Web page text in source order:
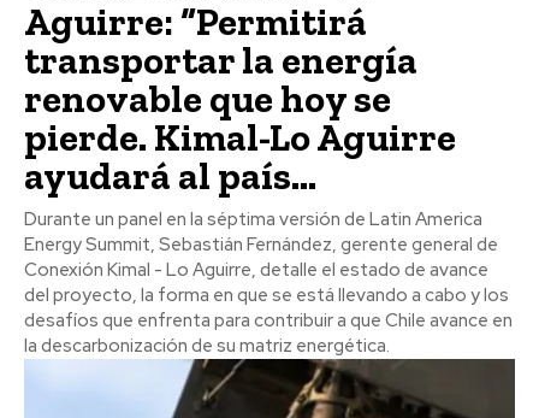
Aguirre: “Permitirá
transportar la energía
renovable que hoy se
pierde. Kimal-Lo Aguirre
ayudará al país...
Durante un panel en la séptima versión de Latin America
Energy Summit, Sebastián Fernández, gerente general de
Conexión Kimal - Lo Aguirre, detalle el estado de avance
del proyecto, la forma en que se está llevando a cabo y los
desafíos que enfrenta para contribuir a que Chile avance en
la descarbonización de su matriz energética.